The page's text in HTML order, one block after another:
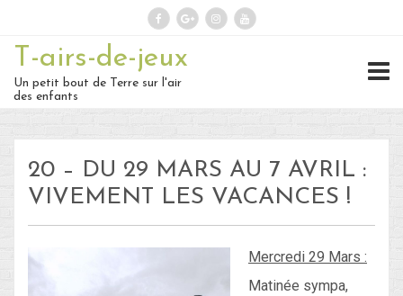
Rechercher :
Des nouvelles ?
T-airs-de-jeux
Un petit bout de Terre sur l'air
des enfants
20 – DU 29 MARS AU 7 AVRIL :
VIVEMENT LES VACANCES !
Mercredi 29 Mars :
Matinée sympa,